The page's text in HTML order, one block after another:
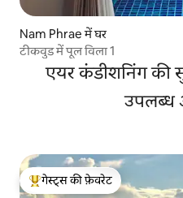
Nam Phrae में घर
टीकवुड में पूल विला 1
एयर कंडीशनिंग की
उपलब्ध
गेस्ट्स का टॉप फ़ेवरेट
गेस्ट्स की फ़ेवरेट